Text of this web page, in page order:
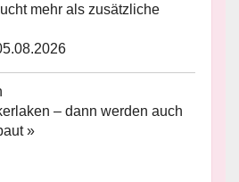
mehr als zusätzliche
– dann werden auch
»